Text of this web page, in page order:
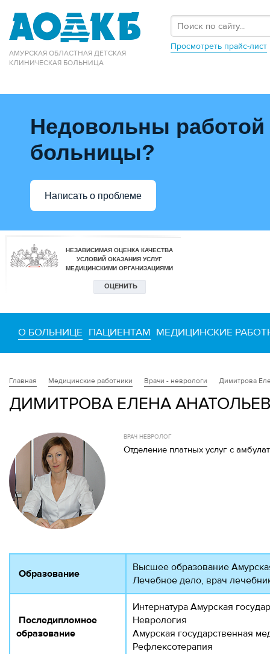
АМУРСКАЯ ОБЛАСТНАЯ ДЕТСКАЯ
КЛИНИЧЕСКАЯ БОЛЬНИЦА
Просмотреть прайс-лист
Недовольны работой
больницы?
Написать о проблеме
О БОЛЬНИЦЕ ПАЦИЕНТАМ МЕДИЦИНСКИЕ
Главная Медицинские работники Врачи - неврологи Димитрова
ДИМИТРОВА ЕЛЕНА
ВРАЧ НЕВРОЛОГ
Отделение платных услуг с
Образование
Высшее образование
Лечебное дело, врач
Последипломное
образование
Интернатура Амурская
Неврология
Амурская государственная
Рефлексотерапия